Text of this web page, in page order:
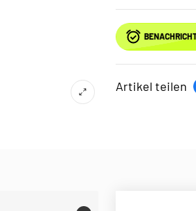
Artikel teilen